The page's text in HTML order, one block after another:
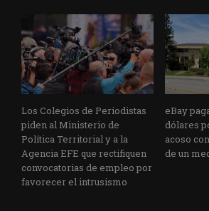
Los Colegios de Periodistas
piden al Ministerio de
Política Territorial y a la
Agencia EFE que rectifiquen
convocatorias de empleo por
favorecer el intrusismo
eBay
dólares
acoso
de un